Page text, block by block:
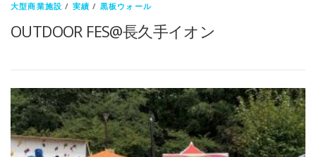
大型商業施設 / 実績 / 黒板ウォール
OUTDOOR FES@長久手イオン